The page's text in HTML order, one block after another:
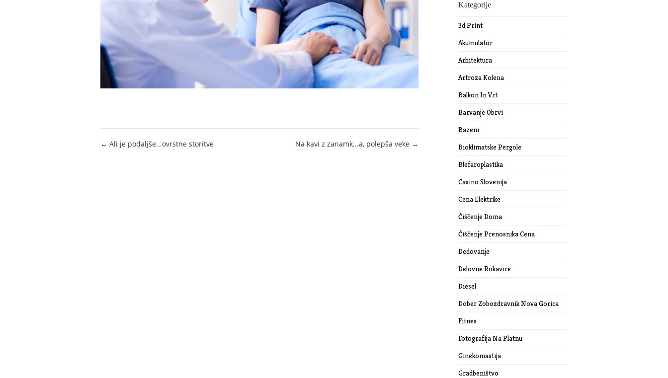
Post
← Ali je podaljše...ovrstne storitve Na kavi z zanamk...a, polepša veke →
Kategorije
3d Print
Akumulator
Arhitektura
Artroza Kolena
Balkon In Vrt
Barvanje Obrvi
Bazeni
Bioklimatske Pergole
Blefaroplastika
Casino Slovenija
Cena Elektrike
Čiščenje Doma
Čiščenje Prenosnika Cena
Dedovanje
Delovne Rokavice
Diesel
Dober Zobozdravnik Nova Gorica
Fitnes
Fotografija Na Platnu
Ginekomastija
Gradbeništvo